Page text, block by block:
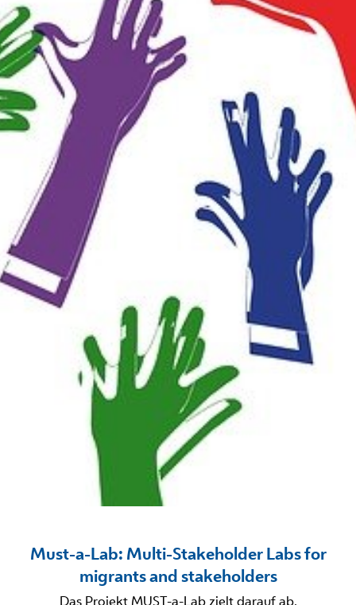
Must-a-Lab: Multi-Stakeholder Labs for
migrants and stakeholders
Das Projekt MUST-a-Lab zielt darauf ab,